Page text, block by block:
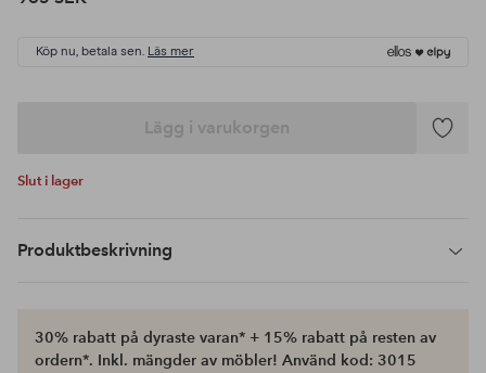
Köp nu, betala sen. Läs mer
Lägg i varukorgen
Lägg
Slut i lager
Produktbeskrivning
30% rabatt på dyraste varan* + 15% rabatt på resten av
ordern*. Inkl. mängder av möbler! Använd kod: 3015